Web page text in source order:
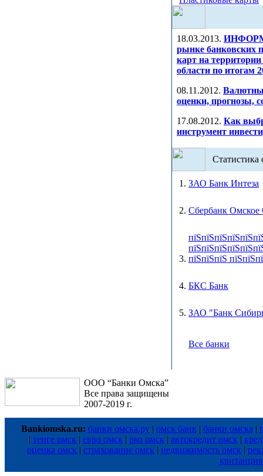
18.03.2013.
рынке банковских
карт на
области по итогам
08.11.2012.
оценки, прогнозы,
17.08.2012. Как
инструмент
1. ЗАО Банк Интеза
2. Сбербанк
3. пїЅпїЅпїЅ
4. БКС Банк
5. ЗАО "Банк
Все банки
ООО “Банки Омска”
Все права защищены
2007-2019 г.
Bankiomska.ru: банки омска.ру| омск банк | банки омска |
| тенге омск | евро омск | рко омск | автокредит омск |
оценка омск | страхование омск | недвижимость омск |